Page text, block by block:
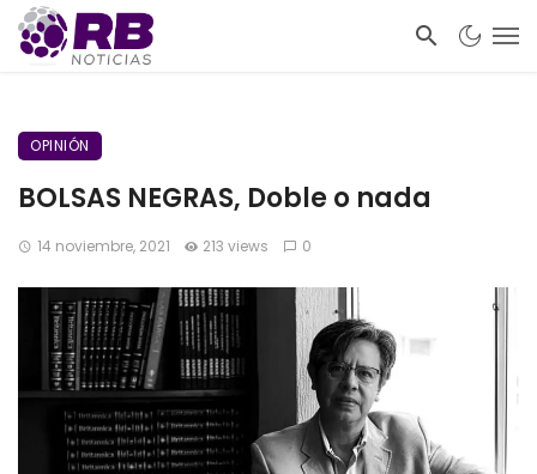
OPINIÓN
BOLSAS NEGRAS, Doble o nada
14 noviembre, 2021 213 views 0